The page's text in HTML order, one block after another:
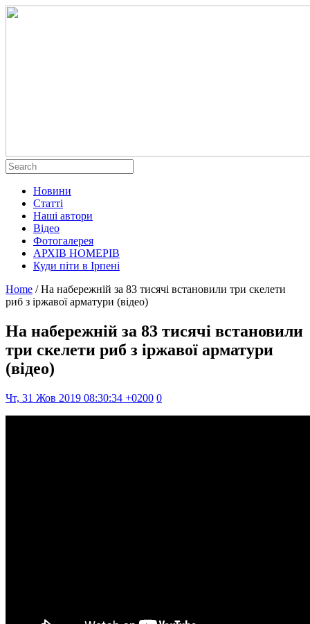
Новини
Статті
Наші автори
Відео
Фотогалерея
АРХІВ НОМЕРІВ
Куди піти в Ірпені
Home / На набережній за 83 тисячі встановили три скелети
риб з іржавої арматури (відео)
На набережній за 83 тисячі встановили
три скелети риб з іржавої арматури
(відео)
Чт, 31 Жов 2019 08:30:34 +0200 0